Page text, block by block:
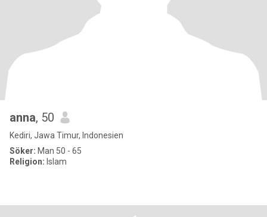
anna, 50
Kediri, Jawa Timur, Indonesien
Söker: Man 50 - 65
Religion: Islam